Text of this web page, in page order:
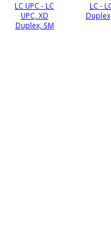
LC UPC - LC
UPC, XD
Duplex, SM
LC -